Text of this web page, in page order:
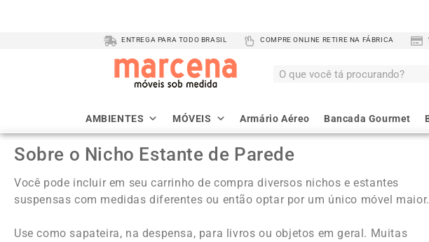
Sobre o Nicho Estante de Parede
Você pode incluir em seu carrinho de compra diversos nichos e estantes
suspensas com medidas diferentes ou então optar por um único móvel maior.
Use como sapateira, na despensa, para livros ou objetos em geral. Muitas